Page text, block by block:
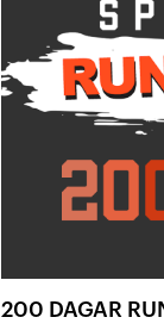
200 DAGAR